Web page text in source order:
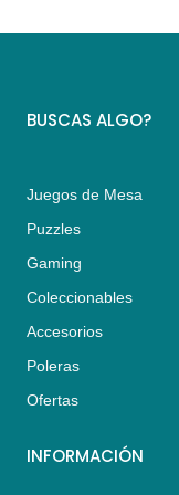
BUSCAS ALGO?
Juegos de Mesa
Puzzles
Gaming
Coleccionables
Accesorios
Poleras
Ofertas
INFORMACIÓN